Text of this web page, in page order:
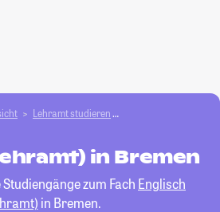
Lehramt studieren
in Bremen
zum Fach Englisch
in Bremen.